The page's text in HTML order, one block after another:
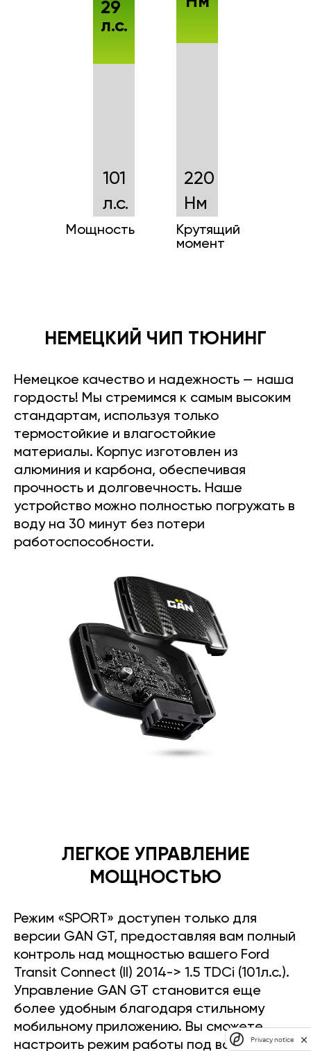
101
л.с.
Мощность
29
л.с.
220
Нм
Крутящий
момент
НЕМЕЦКИЙ ЧИП ТЮНИНГ
Немецкое качество и надежность — наша
гордость! Мы стремимся к самым высоким
стандартам, используя только
термостойкие и влагостойкие
материалы. Корпус изготовлен из
алюминия и карбона, обеспечивая
прочность и долговечность. Наше
устройство можно полностью погружать в
воду на 30 минут без потери
работоспособности.
ЛЕГКОЕ УПРАВЛЕНИЕ
МОЩНОСТЬЮ
Режим «SPORT» доступен только для
версии GAN GT, предоставляя вам полный
контроль над мощностью вашего Ford
Transit Connect (II) 2014-> 1.5 TDCi (101л.с.).
Управление GAN GT становится еще
более удобным благодаря стильному
мобильному приложению. Вы сможете
настроить режим работы под ваш
Privacy notice